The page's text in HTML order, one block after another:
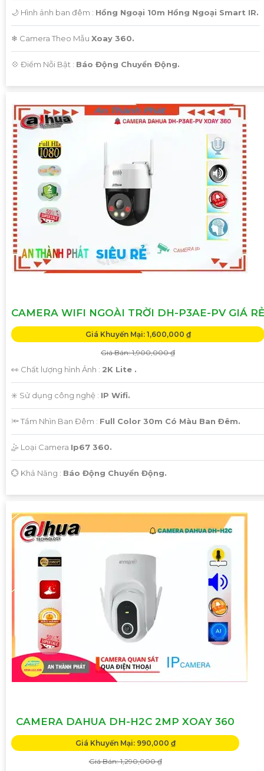
điều chỉnh hoặc hỗ trợ, vui lòng cho biết để chúng tôi cung
cấp sự hỗ trợ phù hợp.
🌙 Hình ảnh ban đêm : Hồng Ngoại 10m Hồng Ngoại Smart IR.
❄ Camera Theo Mẫu Xoay 360.
️💠 Điểm Nỗi Bật : Báo Động Chuyển Động.
CAMERA WIFI NGOÀI TRỜI DH-P3AE-PV GIÁ RẺ
Giá Khuyến Mại: 1,600,000 ₫
Giá Bán: 1,900,000 ₫
👀 Chất lượng hình Ảnh : 2K Lite .
✳️ Sử dụng công nghệ : IP Wifi.
🔦 Tầm Nhìn Ban Đêm : Full Color 30m Có Màu Ban Ðêm.
🤹 Loại Camera Ip67 360.
️💮 Khả Năng : Báo Động Chuyển Động.
CAMERA DAHUA DH-H2C 2MP XOAY 360
Giá Khuyến Mại: 990,000 ₫
Giá Bán: 1,290,000 ₫